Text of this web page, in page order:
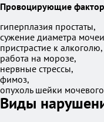
Провоцирующие
гиперплазия простаты,
сужение диаметра
пристрастие к алкоголю,
работа на морозе,
нервные стрессы,
фимоз,
опухоль шейки
Виды